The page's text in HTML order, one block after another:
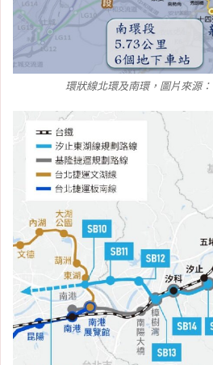
環狀線北環及南環，圖片來源